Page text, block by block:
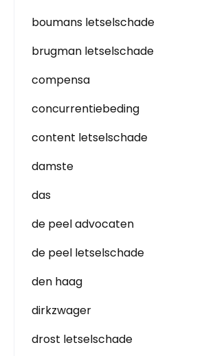
boumans letselschade
brugman letselschade
compensa
concurrentiebeding
content letselschade
damste
das
de peel advocaten
de peel letselschade
den haag
dirkzwager
drost letselschade